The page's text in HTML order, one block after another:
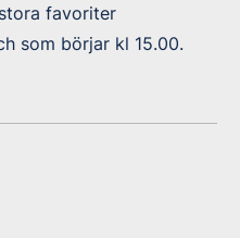
favoriter
som börjar kl 15.00.